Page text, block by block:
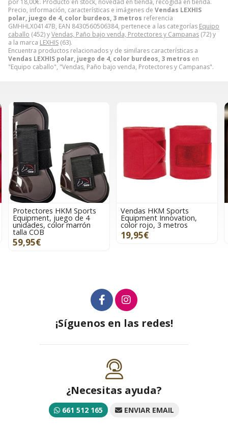
por 18,00€. Producto en stock, novedad en tienda, recogida en tienda.
Precio, información, características e imágenes de Vendas LEXHIS
polar, juego de 4, color burdeos, 3 metros referencia
GMHHLX04147B, EAN 8430560506384, pertenece a las categorías Equipo
caballo (452) yVendas, Paño bajo venda, Protectores y Campanas (72) y
a la marca LEXHIS (63).
Encuentra productos relacionados y de similares características a
Vendas LEXHIS polar, juego de 4, color burdeos, 3 metros en
"Equipo caballo", "Vendas, Paño bajo venda, Protectores y Campanas".
Protectores HKM Sports
Equipment, juego de 4
unidades, color marrón
talla COB
59,95€
Vendas HKM Sports
Equipment Innovation,
color rojo, 3 metros
19,95€
¡Síguenos en las redes!
¿Necesitas ayuda?
661 512 165 ENVIAR EMAIL